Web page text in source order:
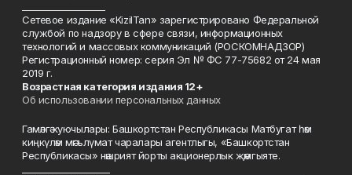
Сетевое издание «KizilTan» зарегистрировано Федеральной
службой по надзору в сфере связи, информационных
технологий и массовых коммуникаций (РОСКОМНАДЗОР)
Регистрационный номер: серия Эл № ФС 77-75682 от 24 мая
2019 г.
Возрастная категория издания 12+
Об использовании персональных данных
Гамәлгә куючылары: Башкортстан Республикасы Матбугат һәм
киңкүләм мәгълүмат чаралары агентлыгы, «Башкортстан
Республикасы» нәшрият йорты акционерлык җәмгыяте.